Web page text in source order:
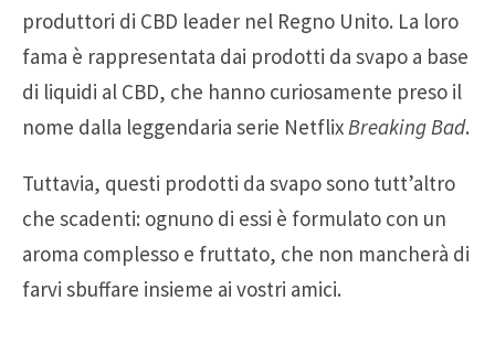
produttori di CBD leader nel Regno Unito. La loro
fama è rappresentata dai prodotti da svapo a base
di liquidi al CBD, che hanno curiosamente preso il
nome dalla leggendaria serie Netflix Breaking Bad.
Tuttavia, questi prodotti da svapo sono tutt’altro
che scadenti: ognuno di essi è formulato con un
aroma complesso e fruttato, che non mancherà di
farvi sbuffare insieme ai vostri amici.